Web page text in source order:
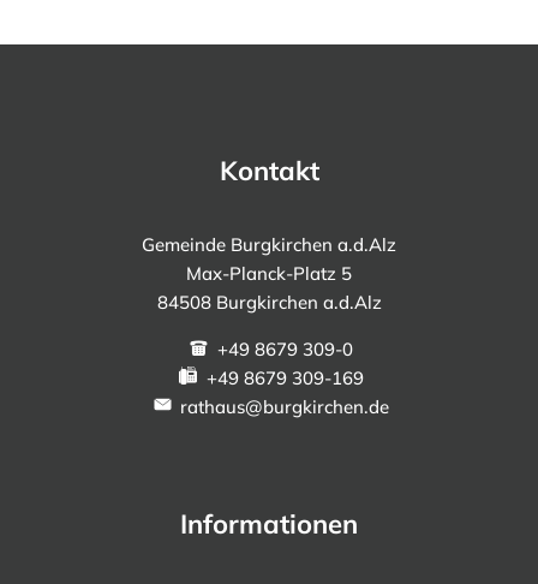
Kontakt
Gemeinde Burgkirchen a.d.Alz
Max-Planck-Platz 5
84508 Burgkirchen a.d.Alz
+49 8679 309-0
+49 8679 309-169
rathaus@burgkirchen.de
Informationen